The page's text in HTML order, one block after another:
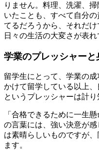
りません。料理、洗濯、
いたことも、すべて自分
てるだろうから、それだけ
日々の生活の大変さが表れ
学業のプレッシャーと
留学生にとって、学業の
かけて留学している以上
というプレッシャーは計り
「合格できるために一生
の言葉には、強い決意が
は素晴らしいものですが
ます。